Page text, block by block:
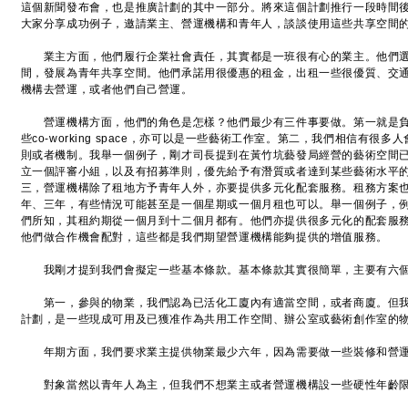
這個新聞發布會，也是推廣計劃的其中一部分。將來這個計劃推行一段時間
大家分享成功例子，邀請業主、營運機構和青年人，談談使用這些共享空間
業主方面，他們履行企業社會責任，其實都是一班很有心的業主。他們
間，發展為青年共享空間。他們承諾用很優惠的租金，出租一些很優質、交
機構去營運，或者他們自己營運。
營運機構方面，他們的角色是怎樣？他們最少有三件事要做。第一就是
些co-working space，亦可以是一些藝術工作室。第二，我們相信有很多
則或者機制。我舉一個例子，剛才司長提到在黃竹坑藝發局經營的藝術空間
立一個評審小組，以及有招募準則，優先給予有潛質或者達到某些藝術水平
三，營運機構除了租地方予青年人外，亦要提供多元化配套服務。租務方案
年、三年，有些情況可能甚至是一個星期或一個月租也可以。舉一個例子
們所知，其租約期從一個月到十二個月都有。他們亦提供很多元化的配套服
他們做合作機會配對，這些都是我們期望營運機構能夠提供的增值服務。
我剛才提到我們會擬定一些基本條款。基本條款其實很簡單，主要有六
第一，參與的物業，我們認為已活化工廈內有適當空間，或者商廈。但
計劃，是一些現成可用及已獲准作為共用工作空間、辦公室或藝術創作室的
年期方面，我們要求業主提供物業最少六年，因為需要做一些裝修和營
對象當然以青年人為主，但我們不想業主或者營運機構設一些硬性年齡